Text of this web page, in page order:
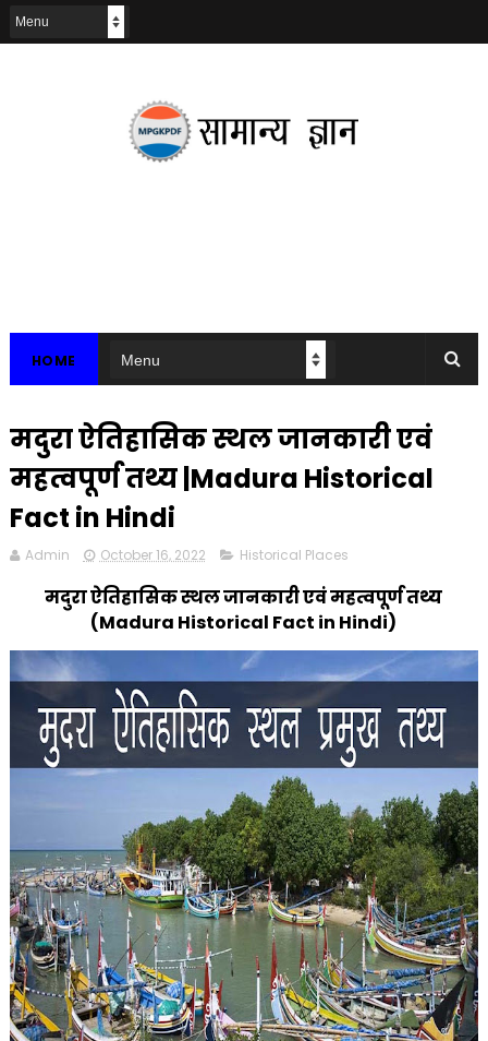
HOME
मदुरा ऐतिहासिक स्थल जानकारी एवं
महत्वपूर्ण तथ्य |Madura Historical
Fact in Hindi
Admin October 16, 2022 Historical Places
मदुरा ऐतिहासिक स्थल जानकारी एवं महत्वपूर्ण तथ्य
(Madura Historical Fact in Hindi)